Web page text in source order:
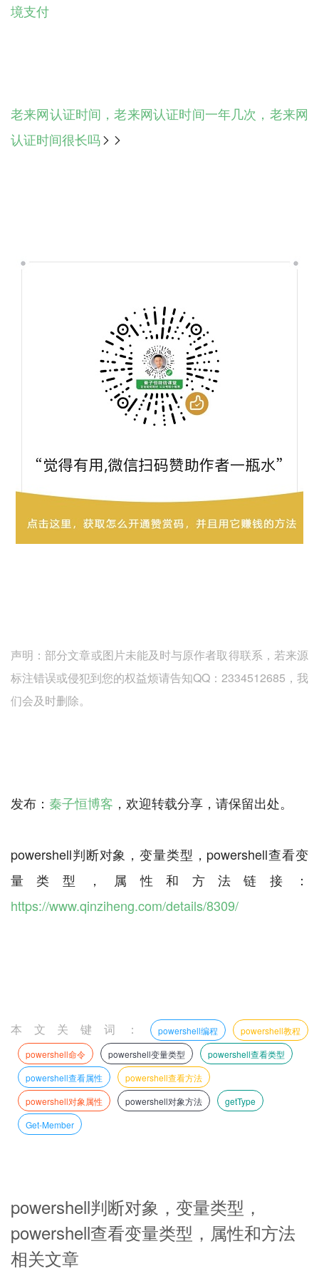
境支付
老来网认证时间，老来网认证时间一年几次，老来网
认证时间很长吗 
声明：部分文章或图片未能及时与原作者取得联系，若来源
标注错误或侵犯到您的权益烦请告知QQ：2334512685，我
们会及时删除。
发布： 秦子恒博客 ，欢迎转载分享，请保留出处。
powershell判断对象，变量类型，powershell查看变
量类型，属性和方法链接：
https://www.qinziheng.com/details/8309/
本文关键词： powershell编程
powershell教程
powershell命令
powershell变量类型
powershell查看类型
powershell查看属性
powershell查看方法
powershell对象属性
powershell对象方法
getType
Get-Member
powershell判断对象，变量类型，
powershell查看变量类型，属性和方法
相关文章